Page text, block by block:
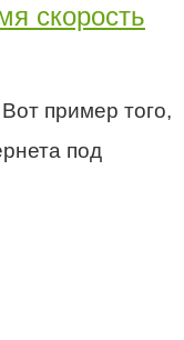
скорость
пример того,
под